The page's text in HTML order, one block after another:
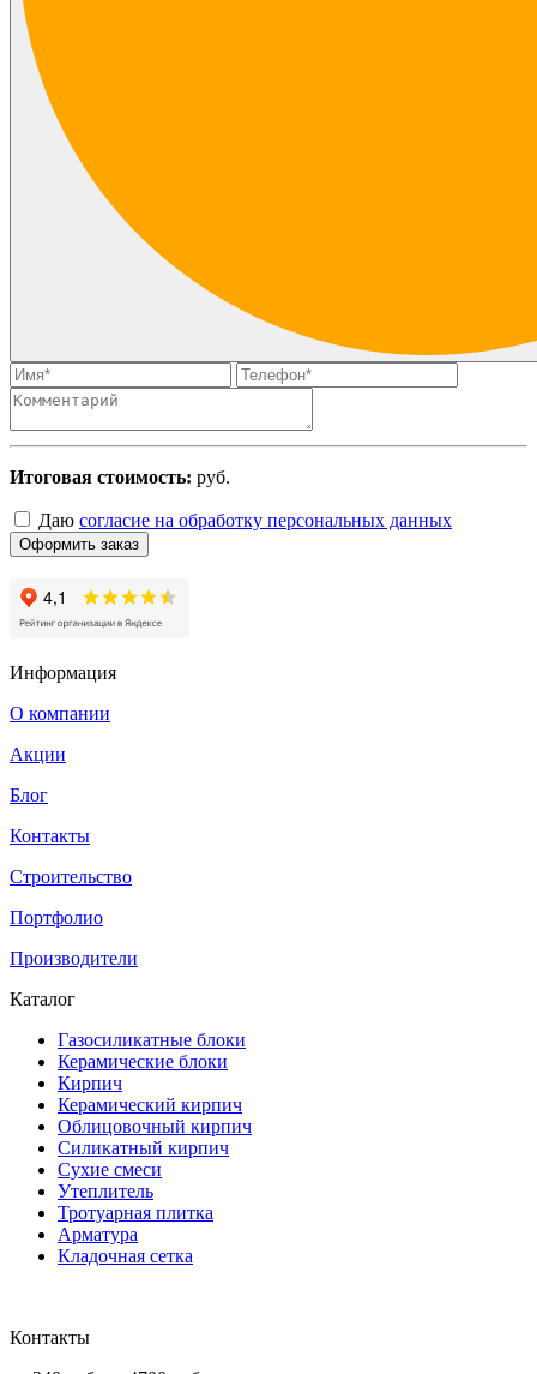
Итоговая стоимость: руб.
Даю согласие на обработку персональных данных
Оформить заказ
Информация
О компании
Акции
Блог
Контакты
Строительство
Портфолио
Производители
Каталог
Газосиликатные блоки
Керамические блоки
Кирпич
Керамический кирпич
Облицовочный кирпич
Силикатный кирпич
Сухие смеси
Утеплитель
Тротуарная плитка
Арматура
Кладочная сетка
Контакты